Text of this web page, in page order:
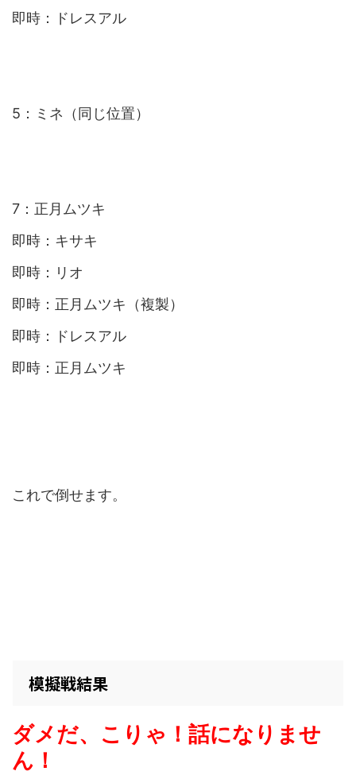
即時：ドレスアル
5：ミネ（同じ位置）
7：正月ムツキ
即時：キサキ
即時：リオ
即時：正月ムツキ（複製）
即時：ドレスアル
即時：正月ムツキ
これで倒せます。
模擬戦結果
ダメだ、こりゃ！話になりませ
ん！